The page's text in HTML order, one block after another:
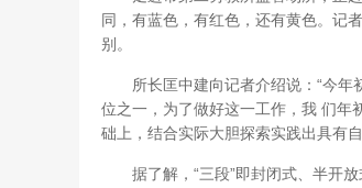
同，有蓝色，有红色，还有黄色。记
别。
所长匡中建向记者介绍说：“今年
位之一，为了做好这一工作，我 们年
础上，结合实际大胆探索实践出具有
据了解，“三段”即封闭式、半开放